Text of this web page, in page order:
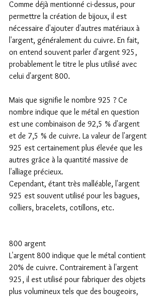
Comme déjà mentionné ci-dessus, pour
permettre la création de bijoux, il est
nécessaire d'ajouter d'autres matériaux à
l'argent, généralement du cuivre. En fait,
on entend souvent parler d'argent 925,
probablement le titre le plus utilisé avec
celui d'argent 800.
Mais que signifie le nombre 925 ? Ce
nombre indique que le métal en question
est une combinaison de 92,5 % d'argent
et de 7,5 % de cuivre. La valeur de l'argent
925 est certainement plus élevée que les
autres grâce à la quantité massive de
l'alliage précieux.
Cependant, étant très malléable, l'argent
925 est souvent utilisé pour les bagues,
colliers, bracelets, cotillons, etc.
800 argent
L'argent 800 indique que le métal contient
20% de cuivre. Contrairement à l'argent
925, il est utilisé pour fabriquer des objets
plus volumineux tels que des bougeoirs,